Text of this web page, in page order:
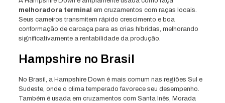
melhoradora terminal em cruzamentos com raças locais.
Seus carneiros transmitem rápido crescimento e boa
conformação de carcaça para as crias híbridas, melhorando
significativamente a rentabilidade da produção.
Hampshire no Brasil
No Brasil, a Hampshire Down é mais comum nas regiões Sul e
Sudeste, onde o clima temperado favorece seu desempenho.
Também é usada em cruzamentos com Santa Inês, Morada